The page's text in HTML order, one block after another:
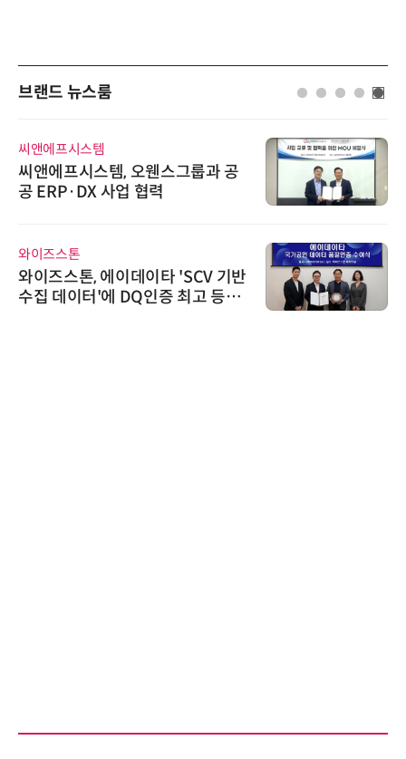
브랜드 뉴스룸
씨앤에프시스템
씨앤에프시스템, 오웬스그룹과 공
공 ERP·DX 사업 협력
와이즈스톤
와이즈스톤, 에이데이타 'SCV 기반
수집 데이터'에 DQ인증 최고 등급